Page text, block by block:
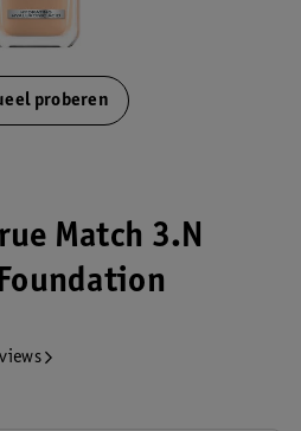
proberen
Match 3.N